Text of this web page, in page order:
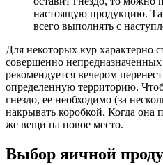
настоящую продукцию.
всего выполнять с
Для некоторых кур характерно
совершенно непредназначенных
рекомендуется вечером
определенную территорию.
гнездо, ее необходимо (за
накрывать коробкой. Когда она
же вещи на новое место.
Выбор яичной